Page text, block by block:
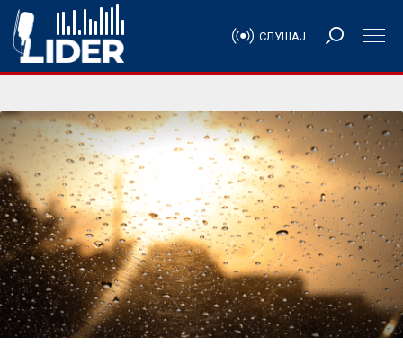
СЛУШАЈ